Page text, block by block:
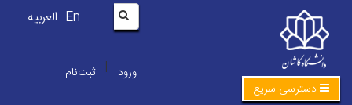
En العربیه
ورود | ثبت‌نام
دسترسی سریع